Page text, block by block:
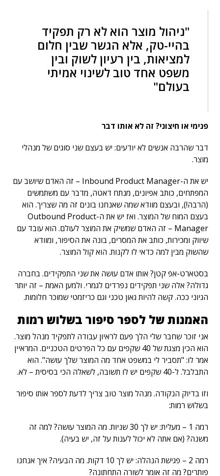
"ניהול מוצר הוא לא רק תפקיד
בהיי-טק, אלא הגשר שבין חלום
למציאות, בין רעיון לשוק ובין
משפט אחד טוב לשינוי אמיתי
בעולם"
פנימי או חיצוני? זה לא אותו דבר
דבר שהרבה אנשים לא יודעים: יש בעצם שני סוגים של מנהלי
מוצר.
יש את ה-Inbound Product Manager – זה האדם שיושב עם
המפתחים, כותב אפיונים, מנתח דאטה, מדבר עם משתמשים
(הרבה!), ובעצם מוודא שמה שאנחנו בונים זה מה שצריך. הוא
בעצם המוח של המוצר. ואז יש את ה-Outbound Product
Manager – זה האדם שמשיק את המוצר לעולם. הוא עובד עם
שיווק ומכירות, כותב את המסרים, בונה את הסיפור, ומוודא
שהשוק מבין למה כדאי לו לקנות. הוא קול המוצר.
בסטארט-אפ קטן? אותו אדם עושה את שני התפקידים. בחברה
גדולה? אלה שני תפקידים נפרדים לגמרי. ולמען האמת – זה יותר
הגיוני ככה. קשה להיות גאון טכני וגם כריזמטי שמוכר חלומות.
האמנות של לספר סיפור בשלוש רמות
אני זוכר שחבר שלי הלך פעם לראיון עבודה לתפקיד מנהל מוצר.
הוא הכין מצגת של 40 שקפים עם כל הפרטים הטכניים. המראיין
אמר לו: "תסביר לי במשפט אחד מה המוצר שלך עושה". הוא
התבלבל. ל-40 שקפים יש לו תשובה, לשאלה הכי בסיסית – לא.
וזו בדיוק הנקודה. מנהל מוצר טוב צריך לדעת לספר אותו סיפור
בשלוש רמות:
רמה 1 – מעלית: יש לך 30 שניות. מה המוצר עושה? למה זה
משנה? (אם אתה לא יכול לענות על זה, יש בעיה).
רמה 2 – פגישת הנהלה: יש לך 10 דקות. מה הבעיה? איך אנחנו
פותרים? מה זה אומר לשורה התחתונה?